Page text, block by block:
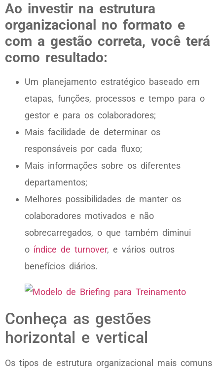
Ao investir na estrutura
organizacional no formato e
com a gestão correta, você terá
como resultado:
Um planejamento estratégico baseado em
etapas, funções, processos e tempo para o
gestor e para os colaboradores;
Mais facilidade de determinar os
responsáveis por cada fluxo;
Mais informações sobre os diferentes
departamentos;
Melhores possibilidades de manter os
colaboradores motivados e não
sobrecarregados, o que também diminui
o índice de turnover, e vários outros
benefícios diários.
Conheça as gestões
horizontal e vertical
Os tipos de estrutura organizacional mais comuns